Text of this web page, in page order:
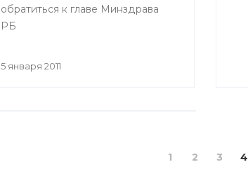
обратиться к главе Минздрава
РБ
5 января 2011
1 2 3 4